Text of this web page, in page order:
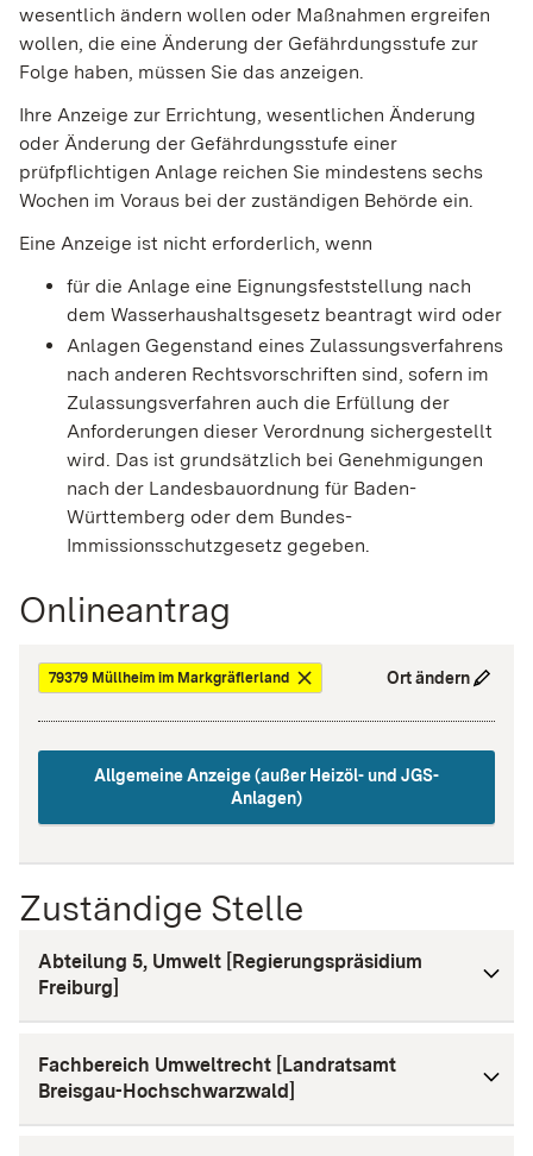
wesentlich ändern wollen oder Maßnahmen ergreifen
wollen, die eine Änderung der Gefährdungsstufe zur
Folge haben, müssen Sie das anzeigen.
Ihre Anzeige zur Errichtung, wesentlichen Änderung
oder Änderung der Gefährdungsstufe einer
prüfpflichtigen Anlage reichen Sie mindestens sechs
Wochen im Voraus bei der zuständigen Behörde ein.
Eine Anzeige ist nicht erforderlich, wenn
für die Anlage eine Eignungsfeststellung nach
dem Wasserhaushaltsgesetz beantragt wird oder
Anlagen Gegenstand eines Zulassungsverfahrens
nach anderen Rechtsvorschriften sind, sofern im
Zulassungsverfahren auch die Erfüllung der
Anforderungen dieser Verordnung sichergestellt
wird. Das ist grundsätzlich bei Genehmigungen
nach der Landesbauordnung für Baden-
Württemberg oder dem Bundes-
Immissionsschutzgesetz gegeben.
Onlineantrag
79379 Müllheim im Markgräflerland Ort ändern
Allgemeine Anzeige (außer Heizöl- und JGS-
Anlagen)
Zuständige Stelle
Abteilung 5, Umwelt [Regierungspräsidium
Freiburg]
Fachbereich Umweltrecht [Landratsamt
Breisgau-Hochschwarzwald]